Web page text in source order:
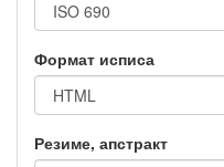
Формат исписа
Резиме, апстракт